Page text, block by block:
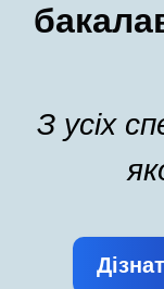
З усіх